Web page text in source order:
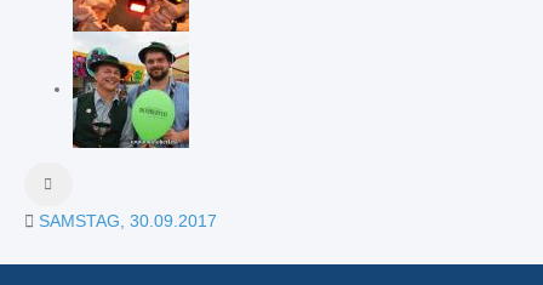
SAMSTAG, 30.09.2017